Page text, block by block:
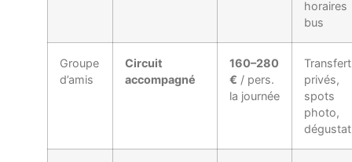
horaires
bus
Groupe
d’amis
Circuit
accompagné
160–280
€ / pers.
la journée
privés,
spots
photo,